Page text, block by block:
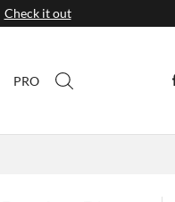
Check it out
PRO